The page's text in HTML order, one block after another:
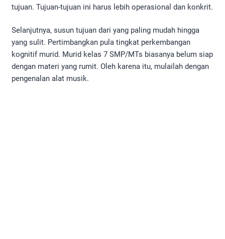
tujuan. Tujuan-tujuan ini harus lebih operasional dan konkrit.
Selanjutnya, susun tujuan dari yang paling mudah hingga
yang sulit. Pertimbangkan pula tingkat perkembangan
kognitif murid. Murid kelas 7 SMP/MTs biasanya belum siap
dengan materi yang rumit. Oleh karena itu, mulailah dengan
pengenalan alat musik.